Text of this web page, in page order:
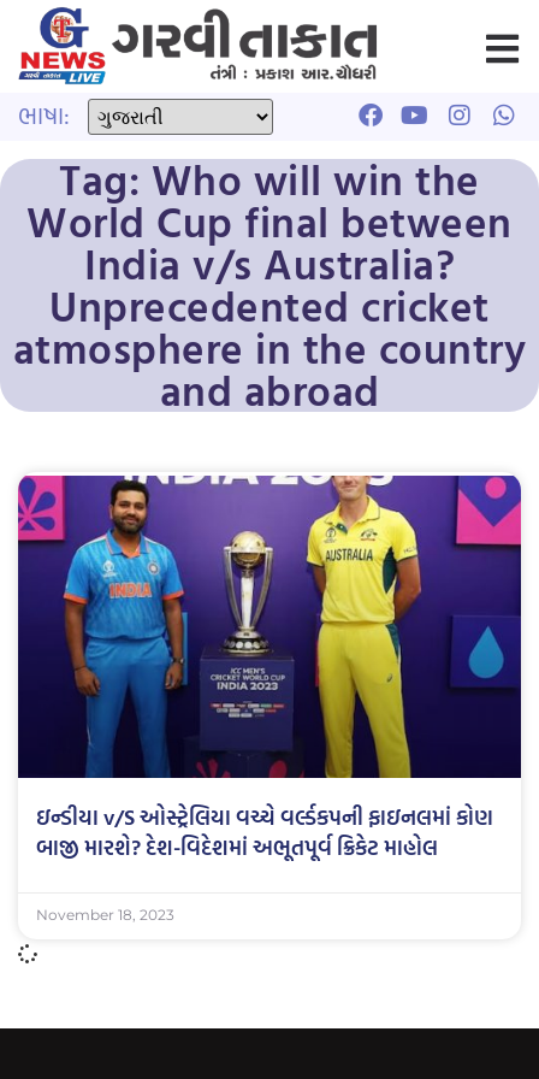
ભાષા:
Tag: Who will win the
World Cup final between
India v/s Australia?
Unprecedented cricket
atmosphere in the country
and abroad
ઇન્ડીયા v/S ઓસ્ટ્રેલિયા વચ્ચે વર્લ્ડકપની ફાઇનલમાં કોણ
બાજી મારશે? દેશ-વિદેશમાં અભૂતપૂર્વ ક્રિકેટ માહોલ
November 18, 2023